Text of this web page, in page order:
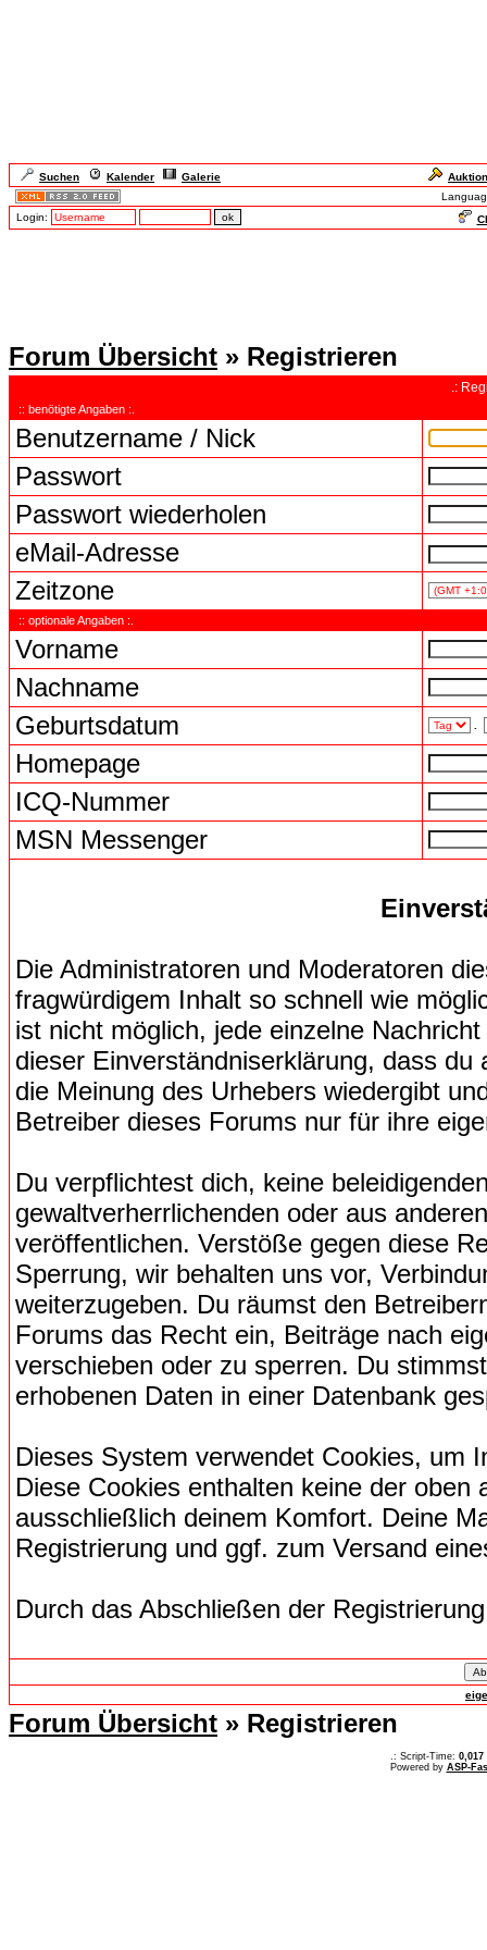
Suchen Kalender Galerie
Login:
Forum Übersicht » Registrieren
.:
:: benötigte Angaben :.
Benutzername / Nick
Passwort
Passwort wiederholen
eMail-Adresse
Zeitzone
:: optionale Angaben :.
Vorname
Nachname
Geburtsdatum
Homepage
ICQ-Nummer
MSN Messenger
Die Administratoren und Moderatoren
fragwürdigem Inhalt so schnell wie
ist nicht möglich, jede einzelne
dieser Einverständniserklärung, dass
die Meinung des Urhebers wiedergibt
Betreiber dieses Forums nur für ihre
Du verpflichtest dich, keine
gewaltverherrlichenden oder aus
veröffentlichen. Verstöße gegen diese
Sperrung, wir behalten uns vor,
weiterzugeben. Du räumst den
Forums das Recht ein, Beiträge nach
verschieben oder zu sperren. Du
erhobenen Daten in einer Datenbank
Dieses System verwendet Cookies, um
Diese Cookies enthalten keine der
ausschließlich deinem Komfort. Deine
Registrierung und ggf. zum Versand
Durch das Abschließen der
Forum Übersicht » Registrieren
.: Script-Time: 0,017
Powered by ASP-